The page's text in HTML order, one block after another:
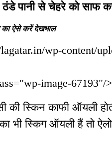
पानी से चेहरे को साफ
ऐसे करें देखभाल
wp-content/
image-67193"/>
की स्किन काफी ऑयली
भी स्किग ऑयली हैं तो